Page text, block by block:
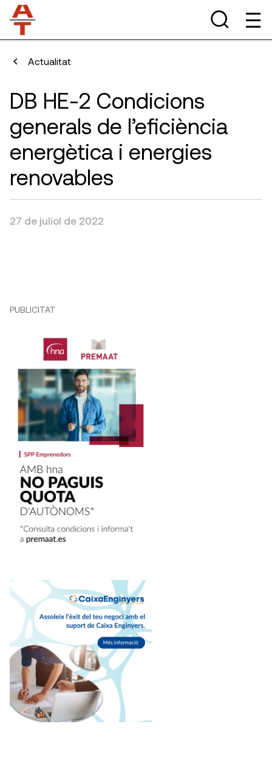
Actualitat
DB HE-2 Condicions
generals de l’eficiència
energètica i energies
renovables
27 de juliol de 2022
PUBLICITAT